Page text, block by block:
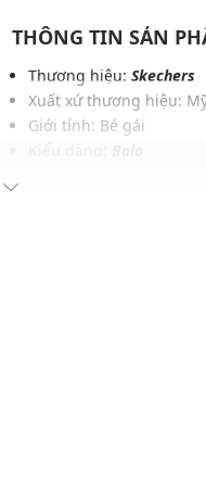
THÔNG TIN SẢN
Thương hiệu: Skechers
Xuất xứ thương hiệu:
Giới tính: Bé gái